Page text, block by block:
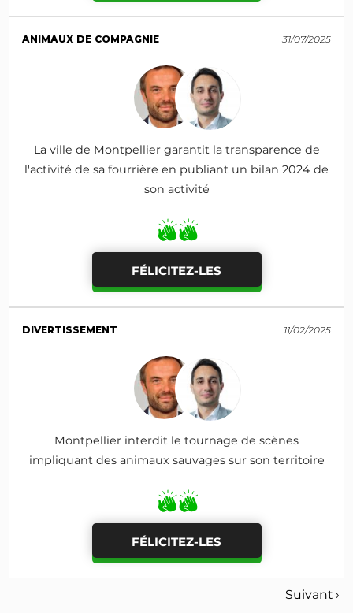
ANIMAUX DE COMPAGNIE 31/07/2025
La ville de Montpellier garantit la transparence de
l'activité de sa fourrière en publiant un bilan 2024 de
son activité
FÉLICITEZ-LES
DIVERTISSEMENT 11/02/2025
Montpellier interdit le tournage de scènes
impliquant des animaux sauvages sur son territoire
FÉLICITEZ-LES
Suivant ›